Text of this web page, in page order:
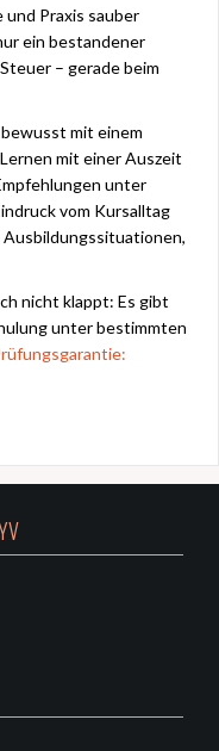
Praxis sauber
ein bestandener
– gerade beim
mit einem
mit einer Auszeit
unter
vom Kursalltag
Ausbildungssituationen,
nicht klappt: Es gibt
unter bestimmten